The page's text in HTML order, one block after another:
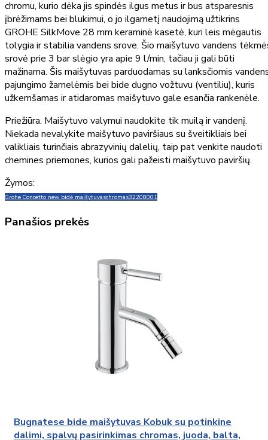
chromu, kurio dėka jis spindės ilgus metus ir bus atsparesnis
įbrėžimams bei blukimui, o jo ilgametį naudojimą užtikrins
GROHE SilkMove 28 mm keraminė kasetė, kuri leis mėgautis
tolygia ir stabilia vandens srove. Šio maišytuvo vandens
srovė prie 3 bar slėgio yra apie 9 l/min, tačiau ji gali būti
mažinama. Šis maišytuvas parduodamas su lanksčiomis
pajungimo žarnelėmis bei bide dugno vožtuvu (ventiliu), kuris
užkemšamas ir atidaromas maišytuvo gale esančia rankenėle.
Priežiūra. Maišytuvo valymui naudokite tik muilą ir vandenį.
Niekada nevalykite maišytuvo paviršiaus su šveitikliais bei
valikliais turinčiais abrazyvinių dalelių, taip pat venkite naudoti
chemines priemones, kurios gali pažeisti maišytuvo paviršių.
Žymos:
Grohe Concetto new bidė maišytuvaschromas32208001
Panašios prekės
Bugnatese bide maišytuvas Kobuk su potinkine
dalimi, spalvų pasirinkimas chromas, juoda, balta,